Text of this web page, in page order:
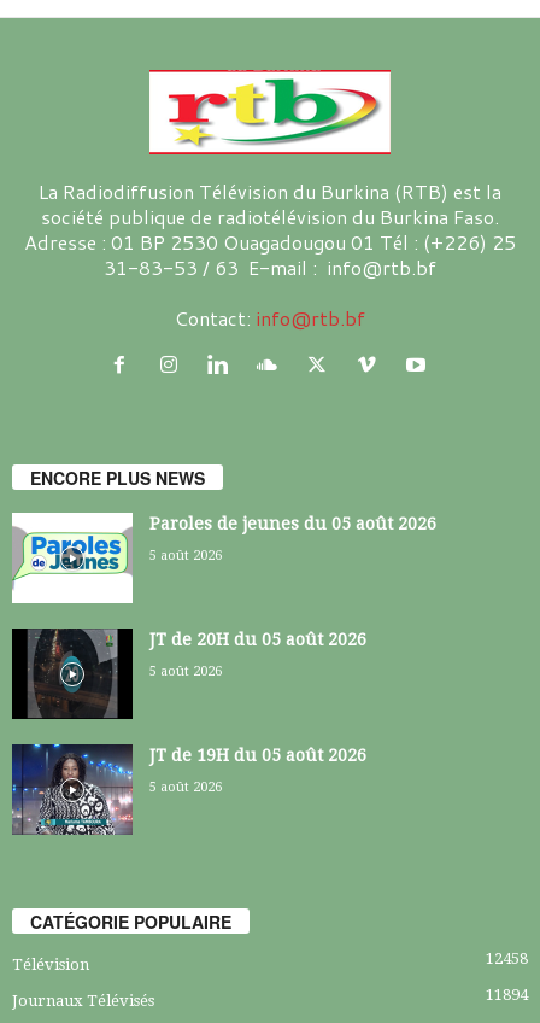
La Radiodiffusion Télévision du Burkina (RTB) est la
société publique de radiotélévision du Burkina Faso.
Adresse : 01 BP 2530 Ouagadougou 01 Tél : (+226) 25
31-83-53 / 63 E-mail : info@rtb.bf
Contact: info@rtb.bf
ENCORE PLUS NEWS
Paroles de jeunes du 05 août 2026
5 août 2026
JT de 20H du 05 août 2026
5 août 2026
JT de 19H du 05 août 2026
5 août 2026
CATÉGORIE POPULAIRE
Télévision 12458
Journaux Télévisés
11894